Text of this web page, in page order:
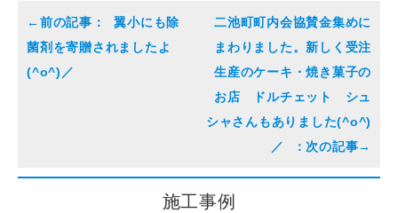
翼小にも除
菌剤を寄贈されましたよ
(^o^)／
二池町町内会協賛金集めに
まわりました。新しく受注
生産のケーキ・焼き菓子の
お店 ドルチェット シュ
シャさんもありました(^o^)
／
施工事例